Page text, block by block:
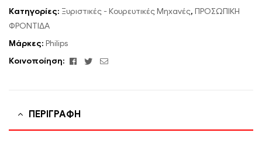
Κατηγορίες: Ξυριστικές - Κουρευτικές Μηχανές, ΠΡΟΣΩΠΙΚΗ
ΦΡΟΝΤΙΔΑ
Μάρκες: Philips
Κοινοποίηση:
Facebook
TwitterEmail
ΠΕΡΙΓΡΑΦΉ